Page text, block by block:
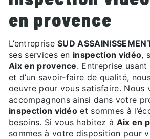
en provence
L’entrepriseSUD
ses services en inspection vidéo,
Aix en provence. Entreprise usant
et d’un savoir-faire de qualité,
oeuvre pour vous satisfaire. Nous
accompagnons ainsi dans votre
inspection vidéo et sommes à
besoins. Si vous habitez à Aix en
sommes à votre disposition pour